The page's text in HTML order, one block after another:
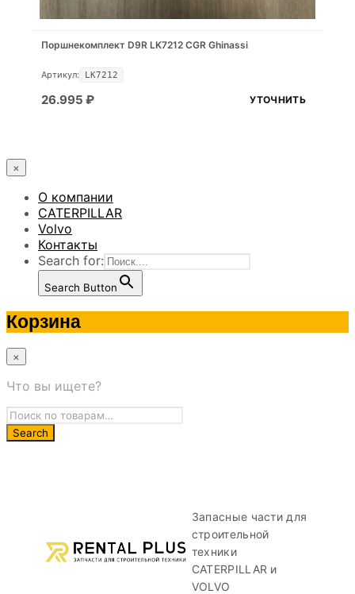
Поршнекомплект D9R LK7212 CGR Ghinassi
Артикул: LK7212
26.995 ₽ УТОЧНИТЬ
×
О компании
CATERPILLAR
Volvo
Контакты
Search for:
Search Button
Корзина
×
Что вы ищете?
Запасные части для
строительной
техники
CATERPILLAR и
VOLVO